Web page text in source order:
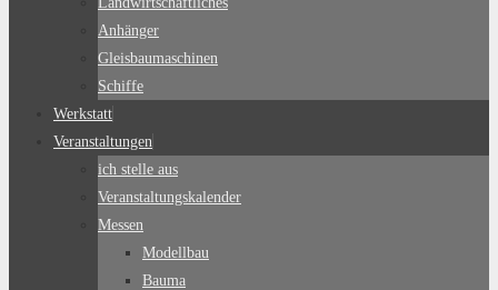
Anhänger
Gleisbaumaschinen
Schiffe
Werkstatt
Veranstaltungen
ich stelle aus
Veranstaltungskalender
Messen
Modellbau
Bauma